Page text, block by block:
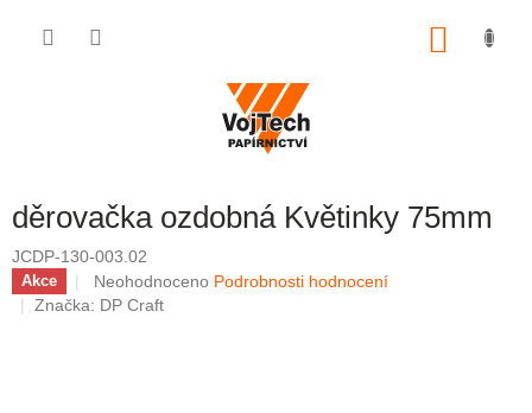
děrovačka ozdobná Květinky 75mm
JCDP-130-003.02
Akce Průměrné hodnocení produktu je 0,0 z 5 hvězdiček.
Neohodnoceno Podrobnosti hodnocení
Značka: DP Craft